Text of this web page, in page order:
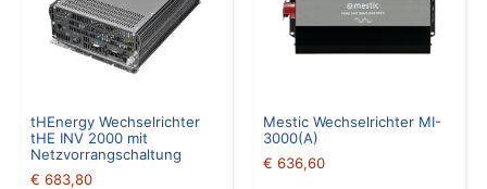
tHEnergy Wechselrichter
tHE INV 2000 mit
Netzvorrangschaltung
€ 683,80
Mestic Wechselrichter MI-
3000(A)
€ 636,60